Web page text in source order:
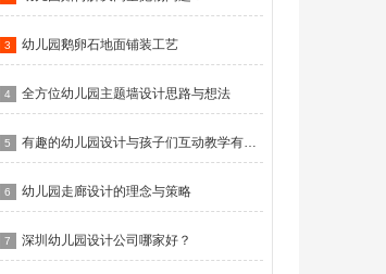
3 幼儿园鹅卵石地面铺装工艺
4 全方位幼儿园主题墙设计思路与想法
5 有趣的幼儿园设计与孩子们互动教学有什么作用？
6 幼儿园走廊设计的理念与策略
7 深圳幼儿园设计公司哪家好？